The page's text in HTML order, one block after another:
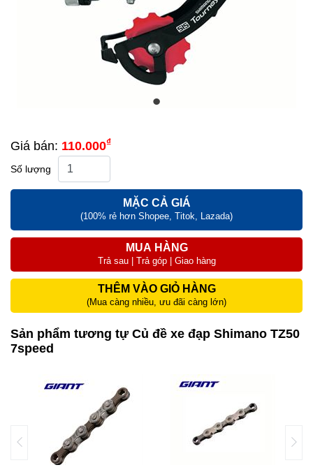
Giá bán: 110.000₫
Số lượng
MẶC CẢ GIÁ
(100% rẻ hơn Shopee, Titok, Lazada)
MUA HÀNG
Trả sau | Trả góp | Giao hàng
THÊM VÀO GIỎ HÀNG
(Mua càng nhiều, ưu đãi càng lớn)
Sản phẩm tương tự Củ đề xe đạp Shimano TZ50
7speed